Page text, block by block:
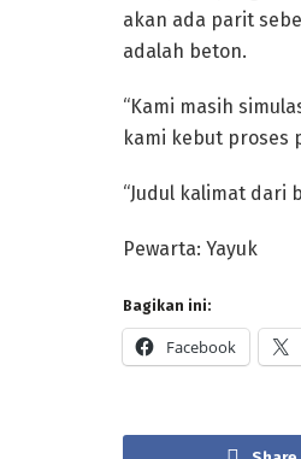
akan ada parit
adalah beton.
“Kami masih
kami kebut proses
“Judul kalimat dari
Pewarta: Yayuk
Bagikan ini:
Facebook